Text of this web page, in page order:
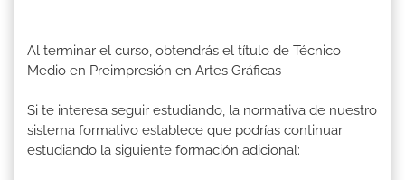
Al terminar el curso, obtendrás el título de Técnico
Medio en Preimpresión en Artes Gráficas
Si te interesa seguir estudiando, la normativa de nuestro
sistema formativo establece que podrías continuar
estudiando la siguiente formación adicional: